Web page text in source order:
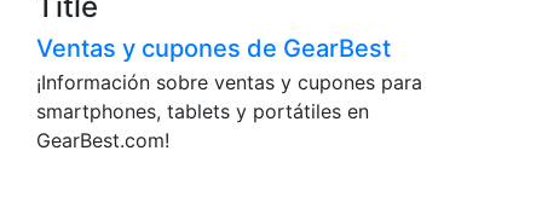
Ventas y cupones de GearBest
¡Información sobre ventas y cupones para
smartphones, tablets y portátiles en
GearBest.com!